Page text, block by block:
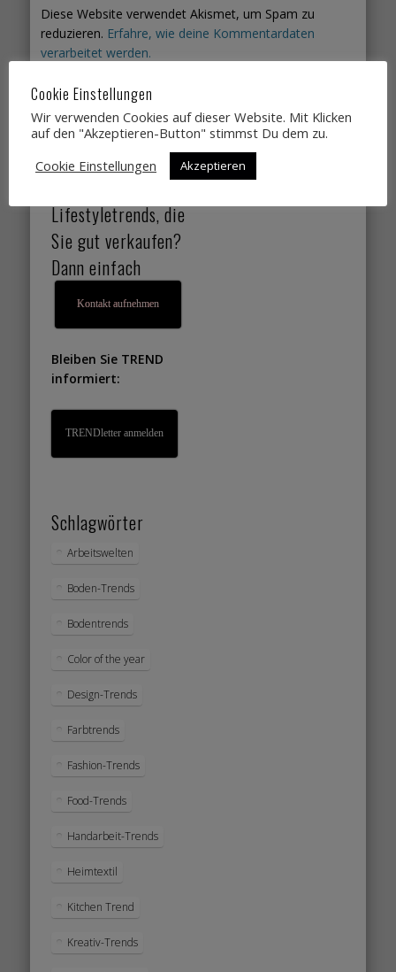
Diese Website verwendet Akismet, um Spam zu
reduzieren. Erfahre, wie deine Kommentardaten
verarbeitet werden.
Sie suchen
Designtrends,
Farbtrends,
Lifestyletrends, die
Sie gut verkaufen?
Dann einfach
Kontakt aufnehmen
Bleiben Sie TREND
informiert:
TRENDletter anmelden
Schlagwörter
Arbeitswelten
Boden-Trends
Bodentrends
Color of the year
Design-Trends
Farbtrends
Fashion-Trends
Food-Trends
Handarbeit-Trends
Heimtextil
Kitchen Trend
Kreativ-Trends
Cookie Einstellungen
Wir verwenden Cookies auf dieser Website. Mit Klicken
auf den "Akzeptieren-Button" stimmst Du dem zu.
Cookie Einstellungen
Akzeptieren